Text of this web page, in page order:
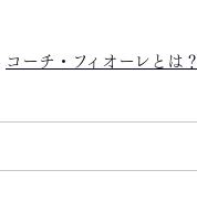
コーチ・フィオーレとは？